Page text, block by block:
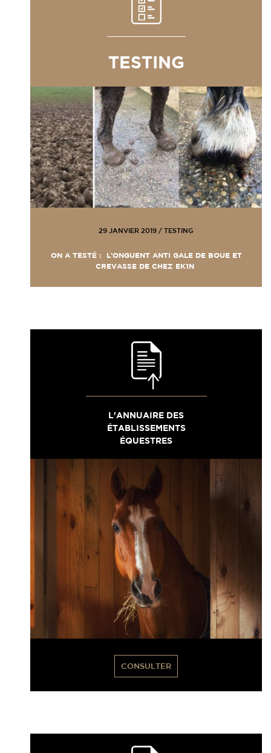
TESTING
29 JANVIER 2019 / TESTING
ON A TESTÉ : L’ONGUENT ANTI GALE DE BOUE ET
CREVASSE DE CHEZ EK1N
L'ANNUAIRE DES
ÉTABLISSEMENTS
ÉQUESTRES
CONSULTER